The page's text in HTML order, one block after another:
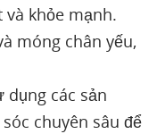
khỏe mạnh.
móng chân yếu,
các sản
chuyên sâu để